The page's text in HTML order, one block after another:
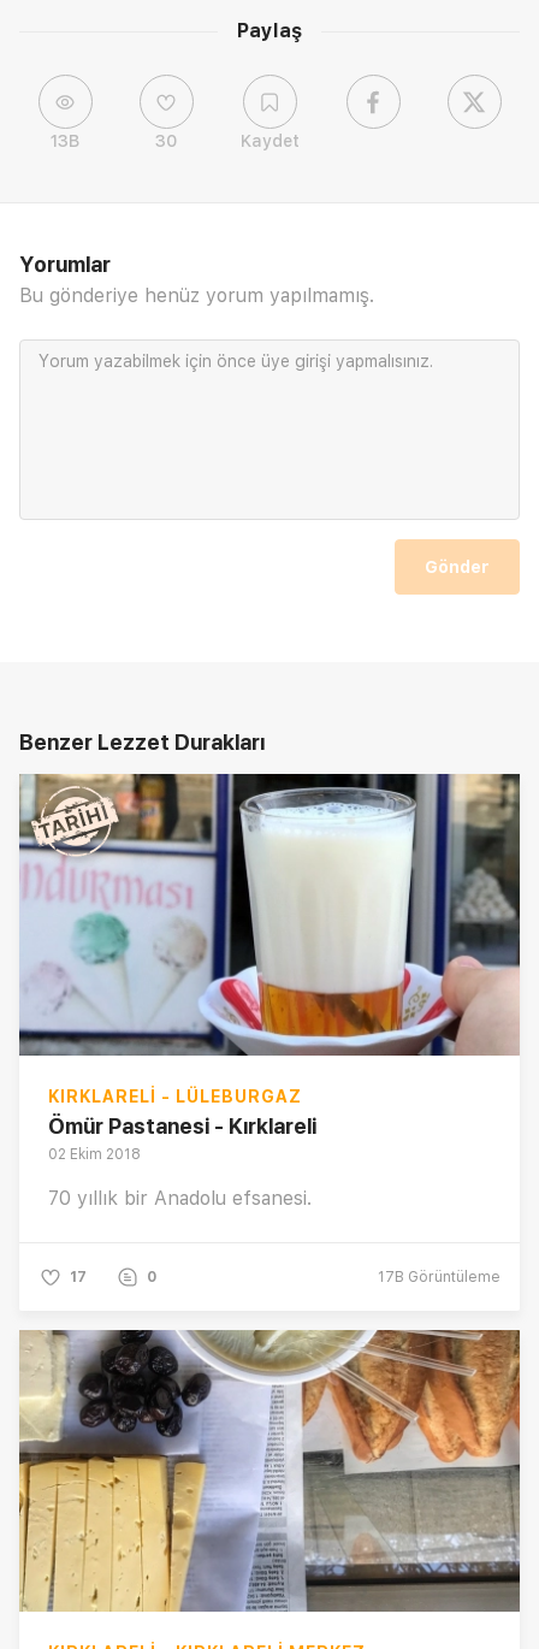
Paylaş
13B 30 Kaydet
Yorumlar
Bu gönderiye henüz yorum yapılmamış.
Yorum yazabilmek için önce üye girişi yapmalısınız.
Gönder
Benzer Lezzet Durakları
KIRKLARELI - LÜLEBURGAZ
Ömür Pastanesi - Kırklareli
02 Ekim 2018
70 yıllık bir Anadolu efsanesi.
17 0 17B Görüntüleme